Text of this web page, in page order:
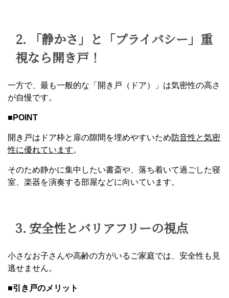
2. 「静かさ」と「プライバシー」重
視なら開き戸！
一方で、最も一般的な「開き戸（ドア）」は気密性の高さ
が自慢です。
■ POINT
開き戸はドア枠と扉の隙間を埋めやすいため防音性と気密
性に優れています。
そのため静かに集中したい書斎や、落ち着いて過ごした寝
室、楽器を演奏する部屋などに向いています。
3. 安全性とバリアフリーの視点
小さなお子さんや高齢の方がいるご家庭では、安全性も見
逃せません。
■引き戸のメリット